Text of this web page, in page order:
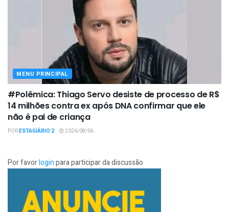
MENU PRINCIPAL
#Polêmica: Thiago Servo desiste de processo de R$
14 milhões contra ex após DNA confirmar que ele
não é pai de criança
PORESTAGIÁRIO 2 2026/08/06
Por favorloginpara participar da discussão